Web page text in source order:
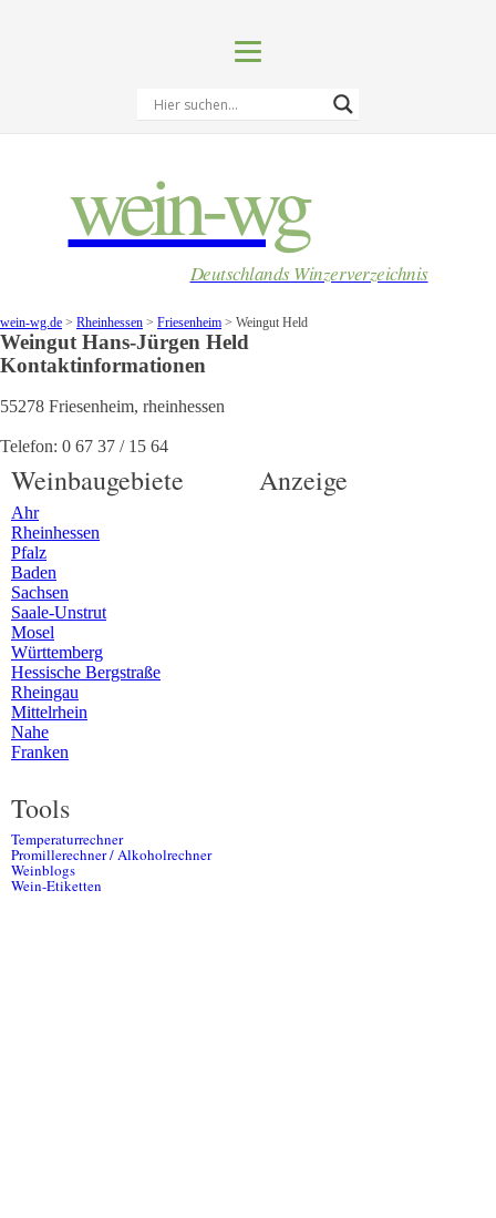
wein-wg
Deutschlands Winzerverzeichnis
wein-wg.de > Rheinhessen > Friesenheim > Weingut Held
Weingut Hans-Jürgen Held
Kontaktinformationen
55278 Friesenheim, rheinhessen
Telefon: 0 67 37 / 15 64
Weinbaugebiete
Ahr
Rheinhessen
Pfalz
Baden
Sachsen
Saale-Unstrut
Mosel
Württemberg
Hessische Bergstraße
Rheingau
Mittelrhein
Nahe
Franken
Tools
Temperaturrechner
Promillerechner / Alkoholrechner
Weinblogs
Wein-Etiketten
Anzeige